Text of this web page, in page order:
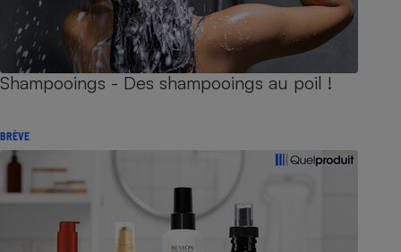
Shampooings - Des shampooings au poil !
BRÈVE